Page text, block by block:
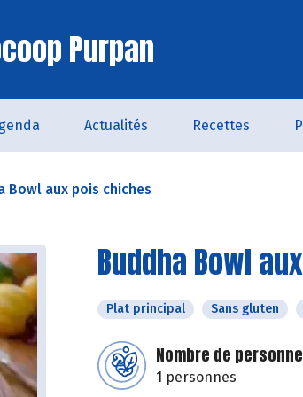
Purpan
Actualités Recettes
Bowl aux pois chiches
Buddha Bowl
Plat principal Sans gluten
Nombre de
1 personnes